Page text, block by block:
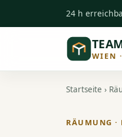
24 h
WIEN
Startseite ›
RÄUMUNG ·